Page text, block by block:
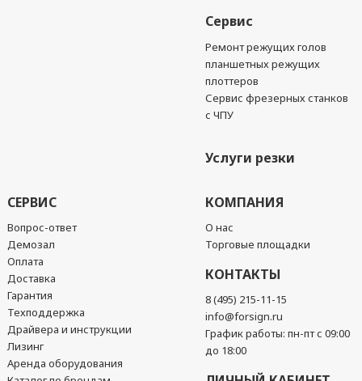
Сервис
Ремонт режущих голов
планшетных режущих
плоттеров
Сервис фрезерных станков
с ЧПУ
Услуги резки
СЕРВИС
Вопрос-ответ
Демозал
Оплата
Доставка
Гарантия
Техподдержка
Драйвера и инструкции
Лизинг
Аренда оборудования
КОМПАНИЯ
О нас
Торговые площадки
КОНТАКТЫ
8 (495) 215-11-15
info@forsign.ru
График работы: пн-пт с 09:00
до 18:00